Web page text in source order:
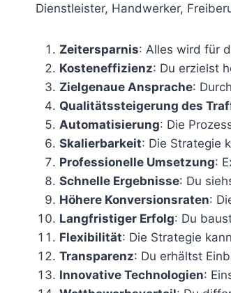
Dienstleister, Handwerker,
Zeitersparnis: Alles wird für
Kosteneffizienz: Du erzielst
Zielgenaue Ansprache:
Qualitätssteigerung des
Automatisierung: Die
Skalierbarkeit: Die Strategie
Professionelle Umsetzung:
Schnelle Ergebnisse: Du
Höhere Konversionsraten:
Langfristiger Erfolg: Du
Flexibilität: Die Strategie
Transparenz: Du erhältst
Innovative Technologien: